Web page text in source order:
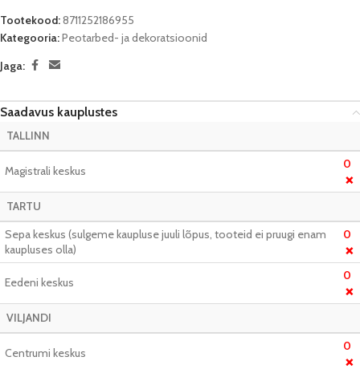
Tootekood:8711252186955
Kategooria:Peotarbed- ja dekoratsioonid
Jaga:
Saadavus kauplustes
TALLINN
Magistrali keskus 0
❌
TARTU
Sepa keskus (sulgeme kaupluse juuli lõpus, tooteid ei pruugi enam
kaupluses olla)
0
❌
Eedeni keskus 0
❌
VILJANDI
Centrumi keskus 0
❌